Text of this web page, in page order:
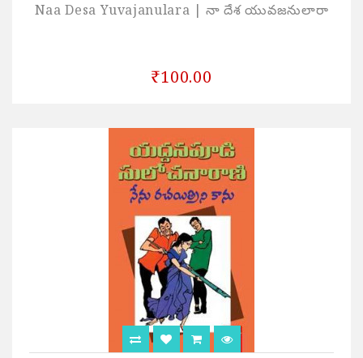
Naa Desa Yuvajanulara | నా దేశ యువజనులారా
₹100.00